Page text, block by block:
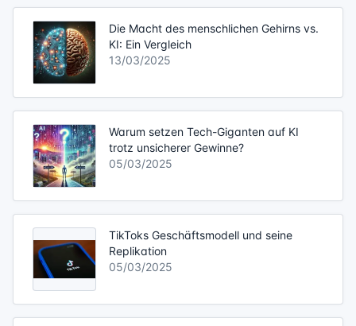
Die Macht des menschlichen Gehirns vs.
KI: Ein Vergleich
13/03/2025
Warum setzen Tech-Giganten auf KI
trotz unsicherer Gewinne?
05/03/2025
TikToks Geschäftsmodell und seine
Replikation
05/03/2025